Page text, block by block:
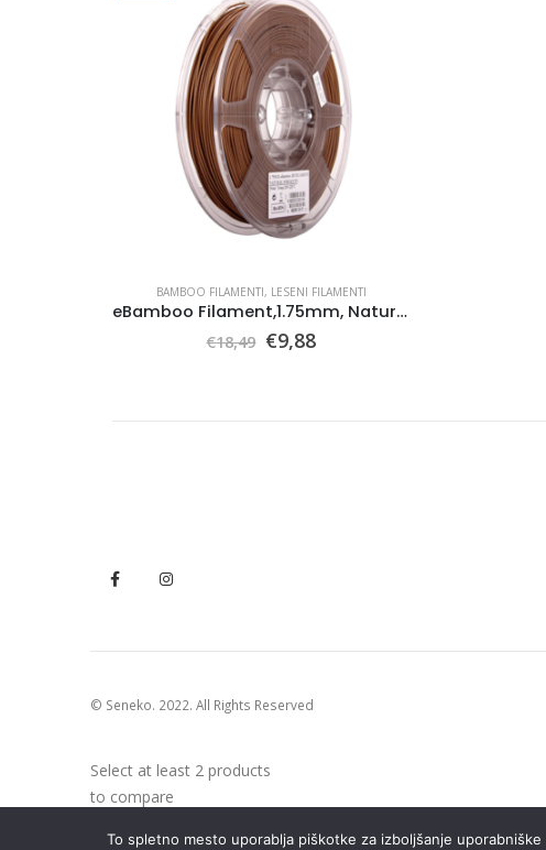
BAMBOO FILAMENTI, LESENI FILAMENTI
eBamboo Filament,1.75mm, Natural
€18,49 Original
price
€9,88Current
© Seneko. 2022. All Rights Reserved
Select at least 2 products
to compare
To spletno mesto uporablja piškotke za izboljšanje